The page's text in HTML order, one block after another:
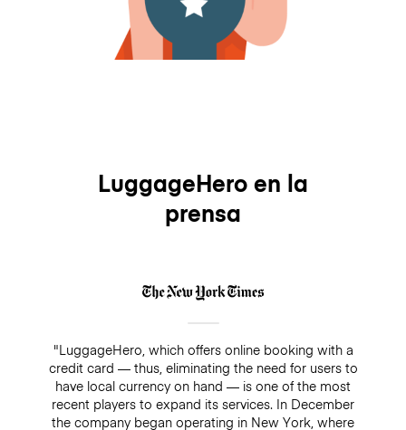
LuggageHero en la
prensa
"LuggageHero, which offers online booking with a
credit card — thus, eliminating the need for users to
have local currency on hand — is one of the most
recent players to expand its services. In December
the company began operating in New York, where